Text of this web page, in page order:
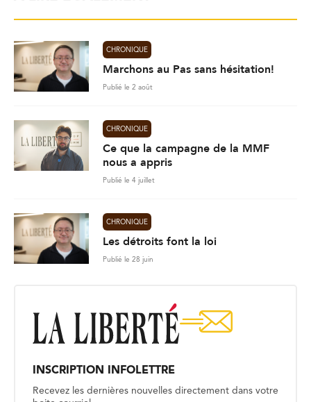
CHRONIQUE
Marchons au Pas sans hésitation!
Publié le 2 août
CHRONIQUE
Ce que la campagne de la MMF
nous a appris
Publié le 4 juillet
CHRONIQUE
Les détroits font la loi
Publié le 28 juin
INSCRIPTION INFOLETTRE
Recevez les dernières nouvelles directement dans votre